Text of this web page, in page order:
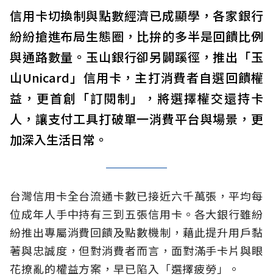
信用卡切換制與點數經濟已成顯學，各家銀行
紛紛搶進布局生態圈，比拚的多半是回饋比例
與通路數量。玉山銀行卻另闢蹊徑，推出「玉
山Unicard」信用卡，主打消費者自選回饋權
益，更首創「訂閱制」，將選擇權交還持卡
人，讓支付工具打破單一消費平台與場景，更
加深入生活日常。
台灣信用卡全台流通卡數已接近六千萬張，平均每
位成年人手中持有三到五張信用卡。各大銀行雖紛
紛推出專屬消費回饋及點數機制，藉此提升用戶黏
著與忠誠度，但對消費者而言，面對滿手卡片與眼
花撩亂的權益方案，早已陷入「選擇疲勞」。